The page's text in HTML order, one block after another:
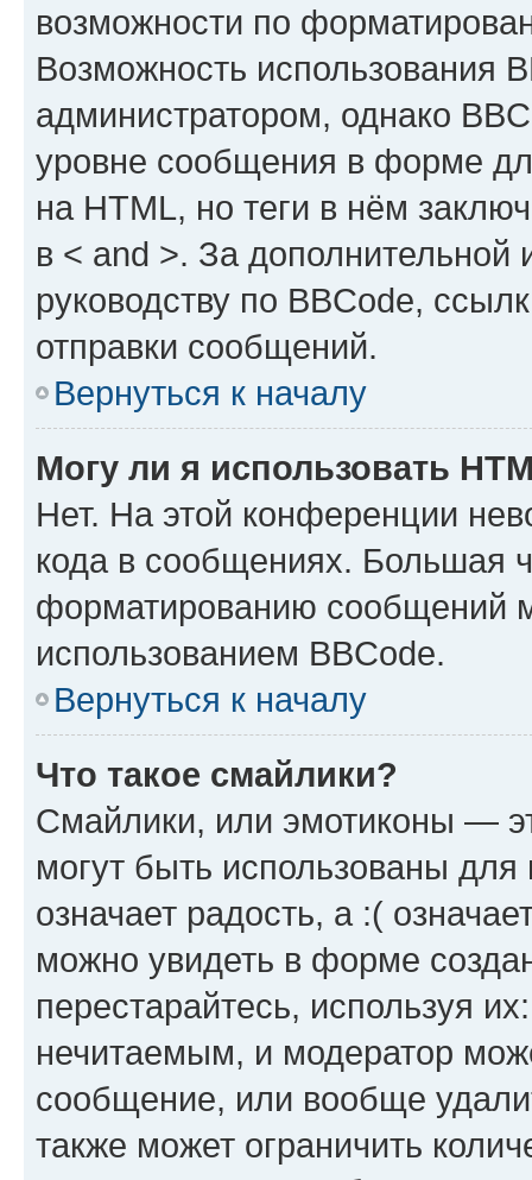
возможности по
Возможность использования
администратором, однако
уровне сообщения в форме
на HTML, но теги в нём
в < and >. За
руководству по BBCode,
отправки сообщений.
Вернуться к началу
Могу ли я использовать
Нет. На этой конференции
кода в сообщениях. Большая
форматированию сообщений
использованием BBCode.
Вернуться к началу
Что такое смайлики?
Смайлики, или эмотиконы —
могут быть использованы
означает радость, а :(
можно увидеть в форме
перестарайтесь, используя
нечитаемым, и модератор
сообщение, или вообще
также может ограничить